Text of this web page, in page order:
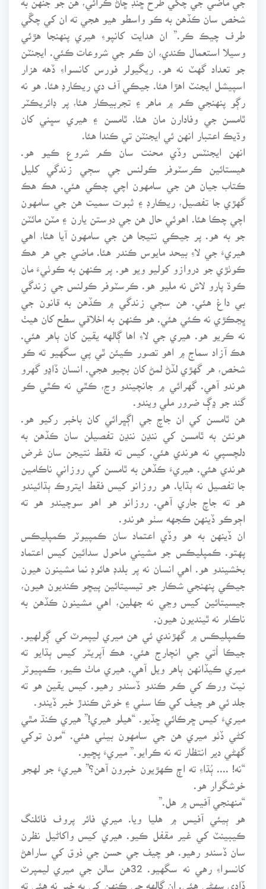
شخص سان ڪڏهن به ڪو واسطو هيو هجي ته ان کي چڱي
طرف چيڪ ڪر.” ان هدايت کانپوءِ هيري پنهنجا هڙئي
وسيلا استعمال ڪندي، ان ڪم جي شروعات ڪئي. ايجنٽن
جو تعداد گهٽ نه هو. ريگيولر فورس کانسواءِ ڏهه هزار
اسپيشل ايجنٽ اهڙا هئا. جيڪي آف دي ريڪارڊ هئا. هو نه
رڳو پنهنجي ڪم ۾ ماهر ۽ تجربيڪار هئا، پر ڊائريڪٽر
ٿامسن جي وفادارن مان هئا. ٿامسن ۽ هيري سڀني کان
وڌيڪ اعتبار انهن ئي ايجنٽن تي ڪندا هئا.
انهن ايجنٽس وڏي محنت سان ڪم شروع ڪيو هو.
هيستائين ڪرسٽوفر ڪولنس جي سڄي زندگي کليل
ڪتاب جيان هن جي سامهون اچي چڪي هئي. هڪ هڪ
گهڙي جا تفصيل، ريڪارڊ ۽ ثبوت سميت هن جي سامهون
اچي چڪا هئا. اهوئي حال هن جي دوستن يارن ۽ مٽن مائٽن
جو به هو. پر جيڪي نتيجا هن جي سامهون آيا هئا، اهي
هيريءَ جي لاءِ بيحد مايوس ڪندر هئا. ماضي جي هر هڪ
ڪوٺڙي جو دروازو کوليو ويو هو. پر ڪنهن به ڪوٺيءَ مان
ڪوڌ پارو لاش نه مليو هو. ڪرسٽوفر ڪولنس جي زندگي
بي داغ هئي. هن سڄي زندگي ۾ ڪڏهن به قانون جي
ڀڃڪڙي نه ڪئي هئي. هو ڪنهن به اخلاقي سطح کان هيٺ
نه ڪريو هو. هيري جي لاءِ اها ڳالهه يقين کان ٻاهر هئي.
هڪ آزاد سماج ۾ اهو تصور ڪيئن ٿي پي سگهيو ته ڪو
شخص، هر گهڙي لڏڻ لمڻ کان بچيو هجي. انسان ڏاڍو گهرو
هوندو آهي. گهرائي ۾ جانچيندو وڃ، ڪٿي نه ڪٿي ڪو
گند جو ڍڳ ضرور ملي ويندو.
هن ٿامسن کي ان جاچ جي اڳڀرائي کان باخبر رکيو هو.
هونئن به ٿامسن کي ننڍن ننڍن تفصيلن سان ڪڏهن به
دلچسپي نه هوندي هئي. کيس ته فقط نتيجن سان غرض
هوندي هئي. هيريءَ ڪڏهن به ٿامسن کي روزاني ناڪامين
جا تفصيل نه ٻڌايا. هو روزانو کيس فقط ايتروڪ ٻڌائيندو
هو ته جاچ جاري آهي. روزانو هو اهو سوچيندو هو ته
اڄوڪو ڏينهن ڪجهه سٺو هوندو.
ان ڏينهن به هو وڏي اعتماد سان ڪمپيوٽر ڪمپليڪس
پهتو. ڪمپليڪس جو مشيني ماحول سدائين کيس اعتماد
بخشيندو هو. اهي انسان نه پر بلدڊ هائوڊ نما مشينون هيون
جيڪي پنهنجي شڪار جو تيسيتائين پيڇو ڪنديون هيون،
جيسيتائين کيس وڃي نه جهلين، اهي مشينون ڪڏهن به
ناڪام نه ٿينديون هيون.
ڪمپليڪس ۾ گهڙندي ئي هن ميري ليپمرٽ کي ڳولهيو.
جيڪا اُتي جي انچارج هئي. هڪ آپريٽر کيس ٻڌايو ته
ميري ڪيڏانهن ٻاهر ويل آهي. هيري ماٺ ڪيو، ڪمپيوٽر
نيٽ ورڪ کي ڪم ڪندو ڏسندو رهيو. کيس يقين هو ته
جلد ئي هو چيف کي ڪا سٺي ۽ خوش ڪندڙ خبر ڏيندو.
ميريءَ کيس ڇرڪائي ڇڏيو. “هيلو هيري!” هيري ڪنڌ مٿي
کڻي ڏٺو ميري هن جي سامهون بيٺي هئي. “مون توکي
گهڻي دير انتظار ته نه ڪرايو.” ميريءَ پڇيو.
“نه! .... ٻُڌاءِ ته اڄ ڪهڙيون خبرون آهن؟” هيريءَ جو لهجو
خوشگوار هو.
“منهنجي آفيس ۾ هل.”
هو ٻيئي آفيس ۾ هليا ويا. ميري فائر پروف فائلنگ
ڪيبينٽ کي غير مقفل ڪيو. هيري کيس واکاڻيل نظرن
سان ڏسندو رهيو. هو چيف جي حسن جي ذوق کي ساراهڻ
کانسواءِ رهي نه سگهيو. 32هن سالن جي ميري ليمپرٽ
ڏاڍي سهڻي هئي. ان ڳالهه جي ڪنهن کي به خبر نه هئي ته